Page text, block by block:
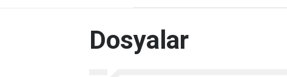
Dosyalar